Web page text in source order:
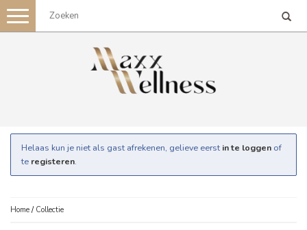
Toggle
navigation
Helaas kun je niet als gast afrekenen, gelieve eerst in te loggen of
te registeren.
Home / Collectie